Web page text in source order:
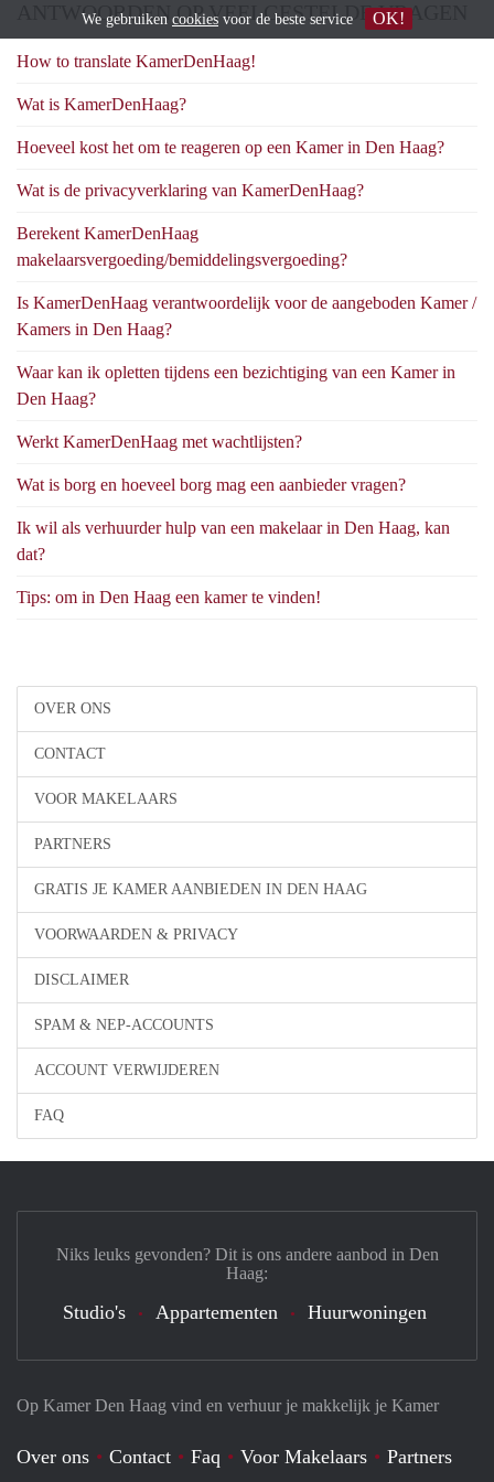
OVER ONS
CONTACT
VOOR MAKELAARS
PARTNERS
GRATIS JE KAMER AANBIEDEN IN DEN HAAG
VOORWAARDEN & PRIVACY
DISCLAIMER
SPAM & NEP-ACCOUNTS
ACCOUNT VERWIJDEREN
FAQ
ANTWOORDEN OP VEELGESTELDE VRAGEN
How to translate KamerDenHaag!
Wat is KamerDenHaag?
Hoeveel kost het om te reageren op een Kamer in Den Haag?
Wat is de privacyverklaring van KamerDenHaag?
Berekent KamerDenHaag
makelaarsvergoeding/bemiddelingsvergoeding?
Is KamerDenHaag verantwoordelijk voor de aangeboden Kamer /
Kamers in Den Haag?
Waar kan ik opletten tijdens een bezichtiging van een Kamer in
Den Haag?
Werkt KamerDenHaag met wachtlijsten?
Wat is borg en hoeveel borg mag een aanbieder vragen?
Ik wil als verhuurder hulp van een makelaar in Den Haag, kan
dat?
Tips: om in Den Haag een kamer te vinden!
Op Kamer Den Haag vind en verhuur je makkelijk je Kamer
Over ons Contact Faq Voor Makelaars Partners
Niks leuks gevonden? Dit is ons andere aanbod in Den
Haag:
Studio's Appartementen Huurwoningen
We gebruiken cookies voor de beste service OK!